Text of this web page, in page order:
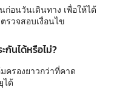
อนวันเดินทาง เพื่อให้ได้
รวจสอบเงื่อนไข
กันได้หรือไม่?
ครองยาวกว่าที่คาด
ได้